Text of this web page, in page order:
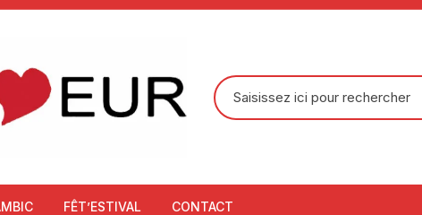
Recherche
pour
FÊT’ESTIVAL CONTACT